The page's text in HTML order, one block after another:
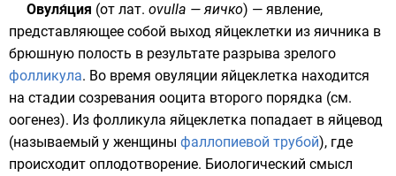
Овуля́ция (от лат. ovulla — яичко) — явление,
представляющее собой выход яйцеклетки из яичника в
брюшную полость в результате разрыва зрелого
фолликула. Во время овуляции яйцеклетка находится
на стадии созревания ооцита второго порядка (см.
оогенез). Из фолликула яйцеклетка попадает в яйцевод
(называемый у женщины фаллопиевой трубой), где
происходит оплодотворение. Биологический смысл